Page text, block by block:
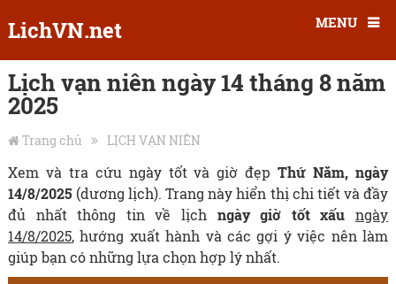
LichVN.net MENU
Lịch vạn niên ngày 14 tháng 8 năm
2025
Trang chủ LỊCH VẠN NIÊN
Xem và tra cứu ngày tốt và giờ đẹpThứ Năm, ngày
14/8/2025 (dương lịch). Trang này hiển thị chi tiết và đầy
đủ nhất thông tin về lịch ngày giờ tốt xấu ngày
14/8/2025, hướng xuất hành và các gợi ý việc nên làm
giúp bạn có những lựa chọn hợp lý nhất.